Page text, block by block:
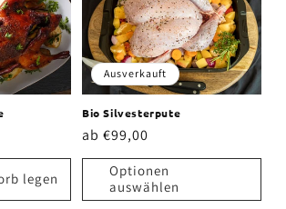
legen
Ausverkauft
Bio Silvesterpute
Normaler
Preis
ab €99,00
Optionen
auswählen